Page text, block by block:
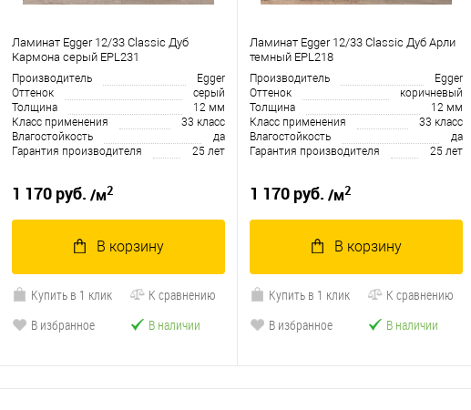
Ламинат Egger 12/33 Classic Дуб
Кармона серый EPL231
Производитель
Egger
Оттенок
серый
Толщина
12 мм
Класс применения
33 класс
Влагостойкость
да
Гарантия производителя
25 лет
1 170 руб. /м2
В корзину
Купить в 1 клик
К сравнению
В избранное
В наличии
Ламинат Egger 12/33 Classic Дуб Арли
темный EPL218
Производитель
Egger
Оттенок
коричневый
Толщина
12 мм
Класс применения
33 класс
Влагостойкость
да
Гарантия производителя
25 лет
1 170 руб. /м2
В корзину
Купить в 1 клик
К сравнению
В избранное
В наличии